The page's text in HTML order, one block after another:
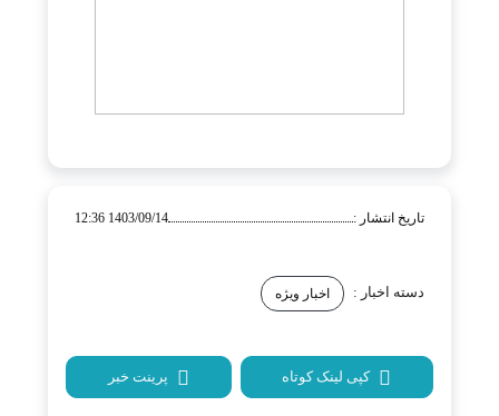
تاریخ انتشار : 1403/09/14 12:36
دسته اخبار : اخبار ویژه
کپی لینک کوتاه پرینت خبر